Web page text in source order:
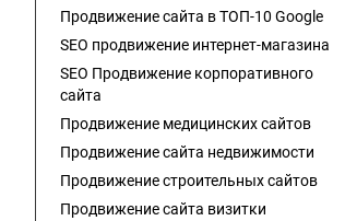
Продвижение сайта в ТОП-10 Google
SEO продвижение интернет-магазина
SEO Продвижение корпоративного
сайта
Продвижение медицинских сайтов
Продвижение сайта недвижимости
Продвижение строительных сайтов
Продвижение сайта визитки